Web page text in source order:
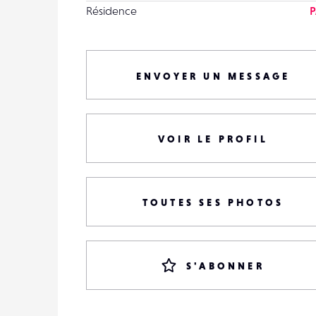
Résidence
ENVOYER UN MESSAGE
VOIR LE PROFIL
TOUTES SES PHOTOS
S'ABONNER